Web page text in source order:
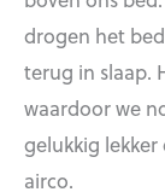
drogen het
terug in slaap.
waardoor we
gelukkig
airco.